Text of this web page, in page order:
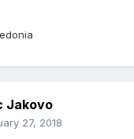
Jakovo
27, 2018